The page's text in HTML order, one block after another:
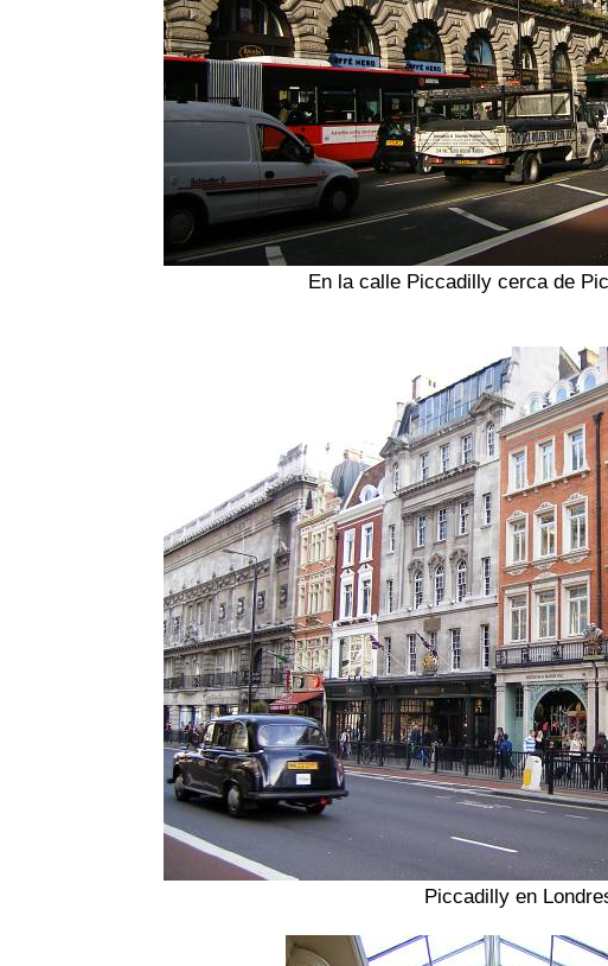
En la calle Piccadilly cerca de
Piccadilly en